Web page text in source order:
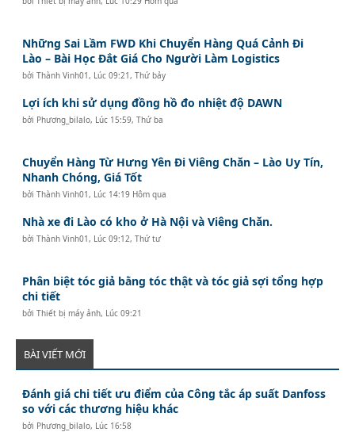
Những Sai Lầm FWD Khi Chuyển Hàng Quá Cảnh Đi
Lào – Bài Học Đắt Giá Cho Người Làm Logistics
bởiThành Vinh01 , Lúc 09:21, Thứ bảy
Lợi ích khi sử dụng đồng hồ đo nhiệt độ DAWN
bởi Phương_bilalo, Lúc 15:59, Thứ ba
Chuyển Hàng Từ Hưng Yên Đi Viêng Chăn – Lào Uy Tín,
Nhanh Chóng, Giá Tốt
bởiThành Vinh01 , Lúc 14:19 Hôm qua
Nhà xe đi Lào có kho ở Hà Nội và Viêng Chăn.
bởiThành Vinh01 , Lúc 09:12, Thứ tư
Phân biệt tóc giả bằng tóc thật và tóc giả sợi tổng hợp
chi tiết
bởiThiết bị máy ảnh, Lúc 09:21
BÀI VIẾT MỚI
Đánh giá chi tiết ưu điểm của Công tắc áp suất Danfoss
so với các thương hiệu khác
bởi Phương_bilalo, Lúc 16:58